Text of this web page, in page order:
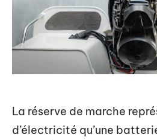
La réserve de marche
d’électricité qu’une